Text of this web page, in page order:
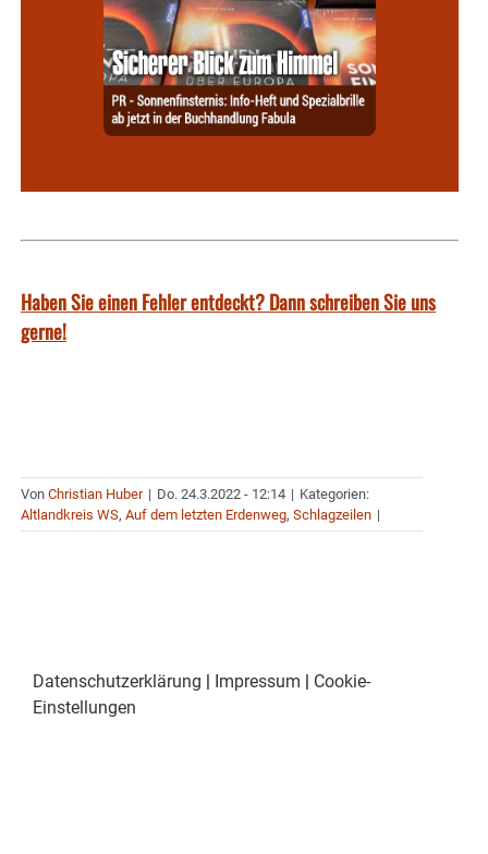
Haben Sie einen Fehler entdeckt? Dann schreiben Sie uns
gerne!
Von Christian Huber | Do. 24.3.2022 - 12:14 | Kategorien:
Altlandkreis WS, Auf dem letzten Erdenweg, Schlagzeilen |
Datenschutzerklärung | Impressum | Cookie-
Einstellungen